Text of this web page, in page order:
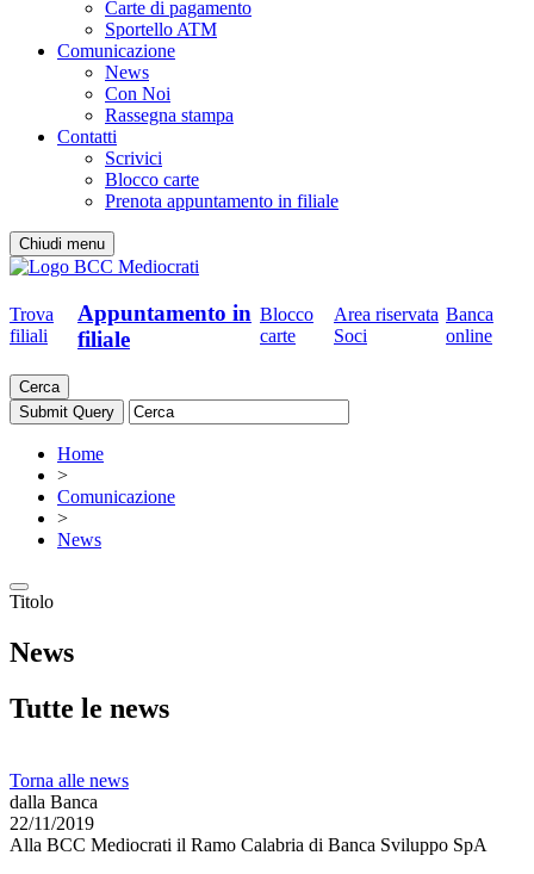
Carte di pagamento
Sportello ATM
Comunicazione
News
Con Noi
Rassegna stampa
Contatti
Scrivici
Blocco carte
Prenota appuntamento in filiale
Chiudi menu
Trova
filiali
Appuntamento in
filiale
Blocco
carte
Area riservata
Soci
Banca
online
Cerca
Home
>
Comunicazione
>
News
Titolo
News
Tutte le news
Torna alle news
dalla Banca
22/11/2019
Alla BCC Mediocrati il Ramo Calabria di Banca Sviluppo SpA